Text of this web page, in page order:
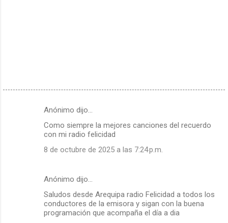
Anónimo dijo…
Como siempre la mejores canciones del recuerdo
con mi radio felicidad
8 de octubre de 2025 a las 7:24 p.m.
Anónimo dijo…
Saludos desde Arequipa radio Felicidad a todos los
conductores de la emisora y sigan con la buena
programación que acompaña el día a dia